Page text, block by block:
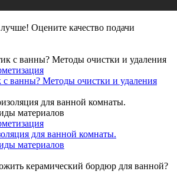
Оцените качество подачи
с ванны? Методы очистки и удаления
для ванной комнаты.
материалов